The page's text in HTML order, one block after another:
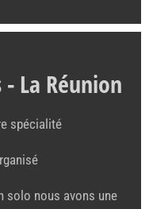
La Réunion
spécialité
solo nous avons une